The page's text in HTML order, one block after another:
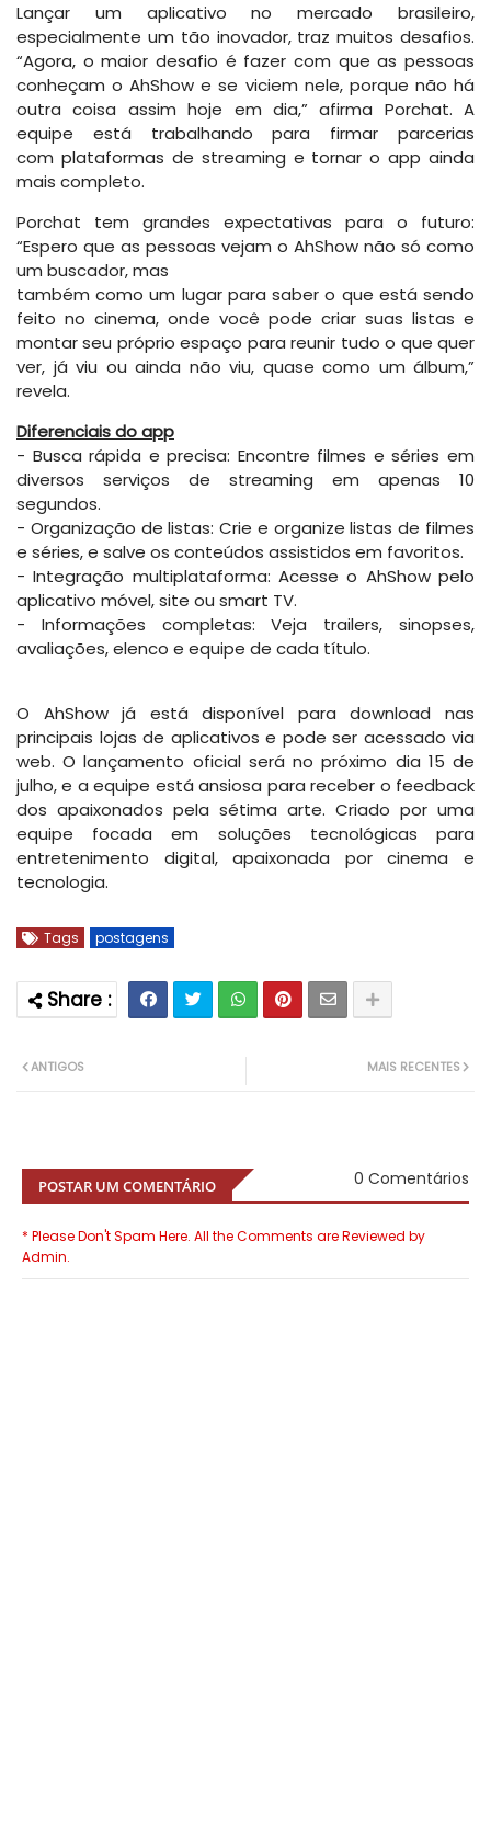
Lançar um aplicativo no mercado brasileiro,
especialmente um tão inovador, traz muitos desafios.
“Agora, o maior desafio é fazer com que as pessoas
conheçam o AhShow e se viciem nele, porque não há
outra coisa assim hoje em dia,” afirma Porchat. A
equipe está trabalhando para firmar parcerias
com plataformas de streaming e tornar o app ainda
mais completo.
Porchat tem grandes expectativas para o futuro:
“Espero que as pessoas vejam o AhShow não só como
um buscador, mas
também como um lugar para saber o que está sendo
feito no cinema, onde você pode criar suas listas e
montar seu próprio espaço para reunir tudo o que quer
ver, já viu ou ainda não viu, quase como um álbum,”
revela.
Diferenciais do app
- Busca rápida e precisa: Encontre filmes e séries em
diversos serviços de streaming em apenas 10
segundos.
- Organização de listas: Crie e organize listas de filmes
e séries, e salve os conteúdos assistidos em favoritos.
- Integração multiplataforma: Acesse o AhShow pelo
aplicativo móvel, site ou smart TV.
- Informações completas: Veja trailers, sinopses,
avaliações, elenco e equipe de cada título.
O AhShow já está disponível para download nas
principais lojas de aplicativos e pode ser acessado via
web. O lançamento oficial será no próximo dia 15 de
julho, e a equipe está ansiosa para receber o feedback
dos apaixonados pela sétima arte. Criado por uma
equipe focada em soluções tecnológicas para
entretenimento digital, apaixonada por cinema e
tecnologia.
Tags postagens
MAIS RECENTES
ANTIGOS
POSTAR UM COMENTÁRIO 0 Comentários
* Please Don't Spam Here. All the Comments are Reviewed by
Admin.